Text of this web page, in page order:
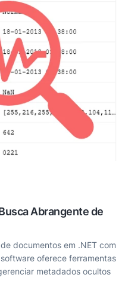
Abrangente de
documentos em .NET com
oferece ferramentas
metadados ocultos